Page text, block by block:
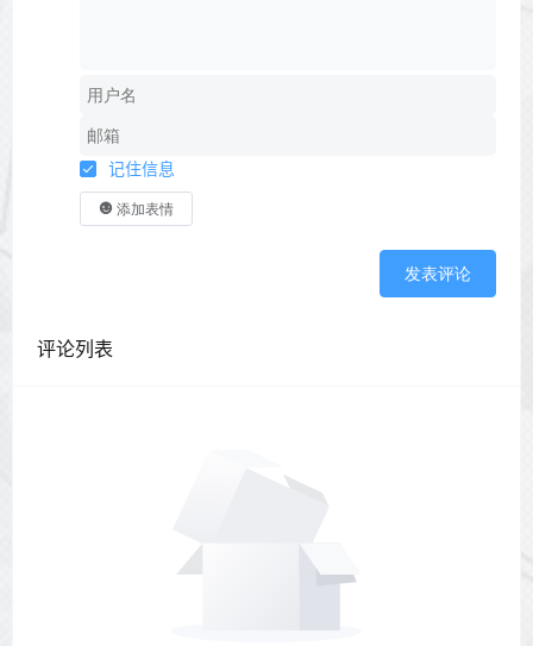
记住信息
添加表情
发表评论
评论列表